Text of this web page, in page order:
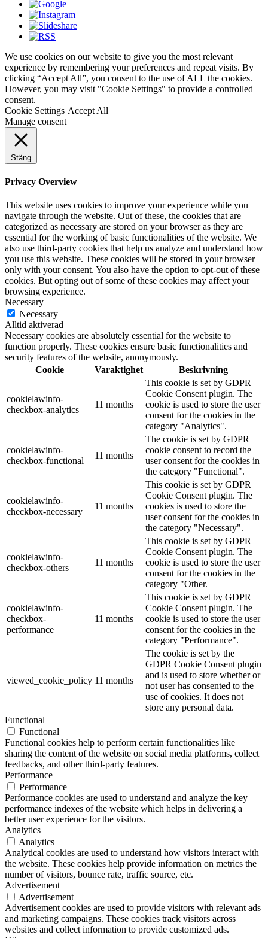
We use cookies on our website to give you the most relevant
experience by remembering your preferences and repeat visits. By
clicking “Accept All”, you consent to the use of ALL the cookies.
However, you may visit "Cookie Settings" to provide a controlled
consent.
Cookie Settings Accept All
Manage consent
Stäng
Privacy Overview
This website uses cookies to improve your experience while you
navigate through the website. Out of these, the cookies that are
categorized as necessary are stored on your browser as they are
essential for the working of basic functionalities of the website. We
also use third-party cookies that help us analyze and understand how
you use this website. These cookies will be stored in your browser
only with your consent. You also have the option to opt-out of these
cookies. But opting out of some of these cookies may affect your
browsing experience.
Necessary
Necessary
Alltid aktiverad
Necessary cookies are absolutely essential for the website to
function properly. These cookies ensure basic functionalities and
security features of the website, anonymously.
Cookie
Varaktighet Beskrivning
cookielawinfo-
checkbox-analytics
11 months
This cookie is set by GDPR
Cookie Consent plugin. The
cookie is used to store the user
consent for the cookies in the
category "Analytics".
cookielawinfo-
checkbox-functional
11 months
The cookie is set by GDPR
cookie consent to record the
user consent for the cookies in
the category "Functional".
cookielawinfo-
checkbox-necessary
11 months
This cookie is set by GDPR
Cookie Consent plugin. The
cookies is used to store the
user consent for the cookies in
the category "Necessary".
cookielawinfo-
checkbox-others
11 months
This cookie is set by GDPR
Cookie Consent plugin. The
cookie is used to store the user
consent for the cookies in the
category "Other.
cookielawinfo-
checkbox-
performance
11 months
This cookie is set by GDPR
Cookie Consent plugin. The
cookie is used to store the user
consent for the cookies in the
category "Performance".
viewed_cookie_policy 11 months
The cookie is set by the
GDPR Cookie Consent plugin
and is used to store whether or
not user has consented to the
use of cookies. It does not
store any personal data.
Functional
Functional
Functional cookies help to perform certain functionalities like
sharing the content of the website on social media platforms, collect
feedbacks, and other third-party features.
Performance
Performance
Performance cookies are used to understand and analyze the key
performance indexes of the website which helps in delivering a
better user experience for the visitors.
Analytics
Analytics
Analytical cookies are used to understand how visitors interact with
the website. These cookies help provide information on metrics the
number of visitors, bounce rate, traffic source, etc.
Advertisement
Advertisement
Advertisement cookies are used to provide visitors with relevant ads
and marketing campaigns. These cookies track visitors across
websites and collect information to provide customized ads.